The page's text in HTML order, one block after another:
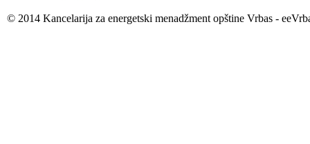
© 2014 Kancelarija za energetski menadžment opštine Vrbas -